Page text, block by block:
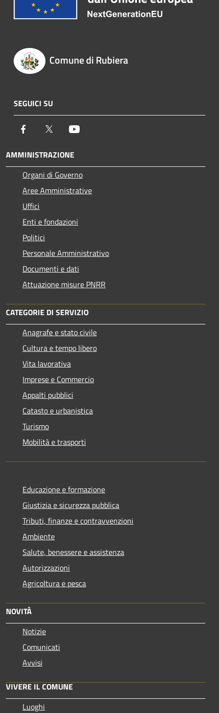
Comune di Rubiera
SEGUICI SU
Facebook Twitter
AMMINISTRAZIONE
Organi di Governo
Aree Amministrative
Uffici
Enti e fondazioni
Politici
Personale Amministrativo
Documenti e dati
Attuazione misure PNRR
CATEGORIE DI SERVIZIO
Anagrafe e stato civile
Cultura e tempo libero
Vita lavorativa
Imprese e Commercio
Appalti pubblici
Catasto e urbanistica
Turismo
Mobilità e trasporti
Educazione e formazione
Giustizia e sicurezza pubblica
Tributi, finanze e contravvenzioni
Ambiente
Salute, benessere e assistenza
Autorizzazioni
Agricoltura e pesca
NOVITÀ
Notizie
Comunicati
Avvisi
VIVERE IL COMUNE
Luoghi